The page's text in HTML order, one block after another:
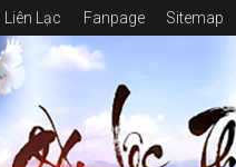
Liên Lạc Fanpage Sitemap